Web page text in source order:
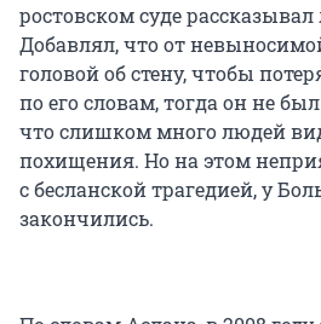
ростовском суде
Добавлял, что от
головой об стену, чтобы
по его словам, тогда он не
что слишком много людей
похищения. Но на этом
с бесланской трагедией, у
закончились.